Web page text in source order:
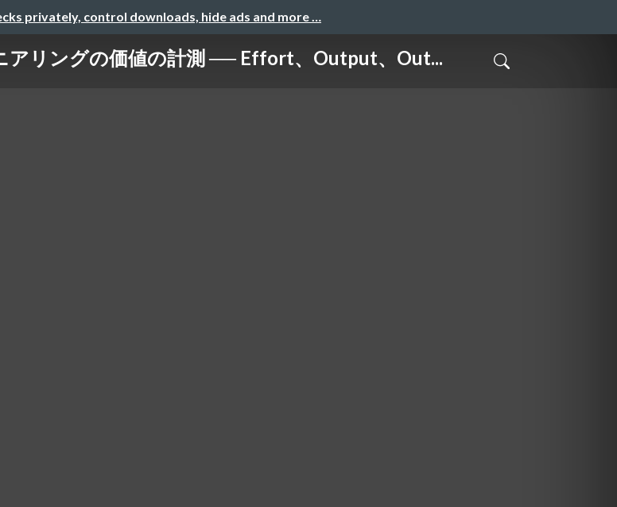
privately, control downloads, hide ads and more …
アリングの価値の計測 ── Effort、Output、Out...